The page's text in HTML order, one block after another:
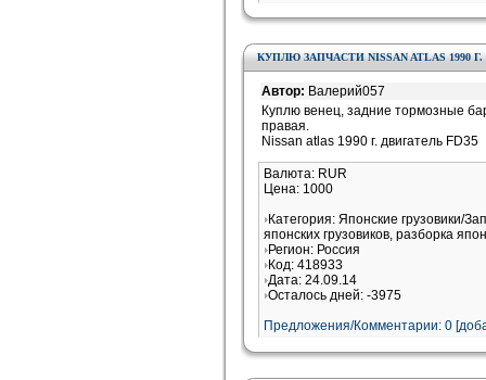
КУПЛЮ ЗАПЧАСТИ NISSAN ATLAS 1990 Г.
Автор: Валерий057
Куплю венец, задние тормозные
правая.
Nissan atlas 1990 г. двигатель FD35
Валюта: RUR
Цена: 1000
Категория: Японские грузовики/
японских грузовиков, разборка
Регион: Россия
Код: 418933
Дата: 24.09.14
Осталось дней: -3975
Предложения/Комментарии: 0